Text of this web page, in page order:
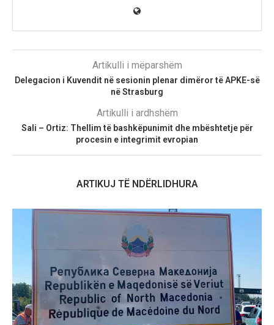
Artikulli i mëparshëm
Delegacion i Kuvendit në sesionin plenar dimëror të APKE-së
në Strasburg
Artikulli i ardhshëm
Sali – Ortiz: Thellim të bashkëpunimit dhe mbështetje për
procesin e integrimit evropian
ARTIKUJ TË NDËRLIDHURA